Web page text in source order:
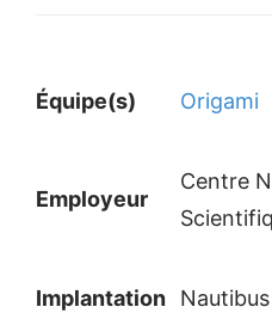
Équipe(s) Origami
Employeur
Centre
Implantation